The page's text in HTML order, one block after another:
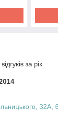
за рік
32А,